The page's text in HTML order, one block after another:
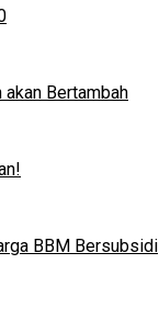
akan Bertambah
BBM Bersubsidi